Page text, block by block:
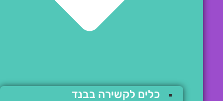
כלים לקשירה בבנד